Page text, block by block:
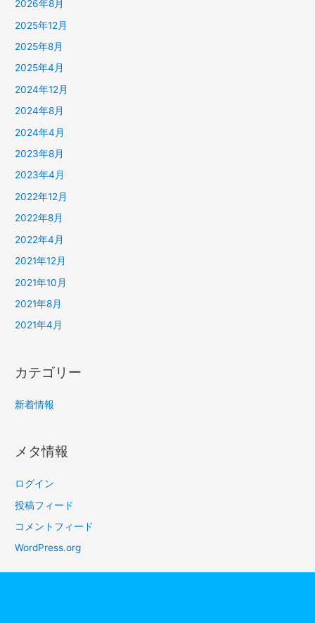
2026年8月
2025年12月
2025年8月
2025年4月
2024年12月
2024年8月
2024年4月
2023年8月
2023年4月
2022年12月
2022年8月
2022年4月
2021年12月
2021年10月
2021年8月
2021年4月
カテゴリー
新着情報
メタ情報
ログイン
投稿フィード
コメントフィード
WordPress.org